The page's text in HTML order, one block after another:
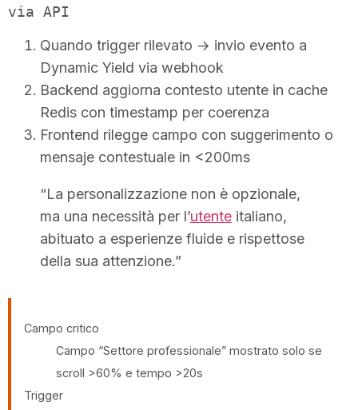
via API
Quando trigger rilevato → invio evento a
Dynamic Yield via webhook
Backend aggiorna contesto utente in cache
Redis con timestamp per coerenza
Frontend rilegge campo con suggerimento o
mensaje contestuale in <200ms
“La personalizzazione non è opzionale,
ma una necessità per l’utente italiano,
abituato a esperienze fluide e rispettose
della sua attenzione.”
Campo critico
Campo “Settore professionale” mostrato solo se
scroll >60% e tempo >20s
Trigger